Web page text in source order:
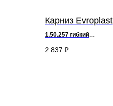
Карниз Evroplast
1.50.257 гибкий
2 837 ₽